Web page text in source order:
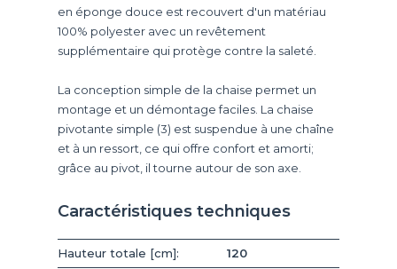
en éponge douce est recouvert d'un matériau
100% polyester avec un revêtement
supplémentaire qui protège contre la saleté.
La conception simple de la chaise permet un
montage et un démontage faciles. La chaise
pivotante simple (3) est suspendue à une chaîne
et à un ressort, ce qui offre confort et amorti;
grâce au pivot, il tourne autour de son axe.
Caractéristiques techniques
Hauteur totale [cm]:
120